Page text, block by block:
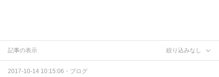
記事の表示 絞り込みなし
2017-10-14 10:15:06 ・ ブログ